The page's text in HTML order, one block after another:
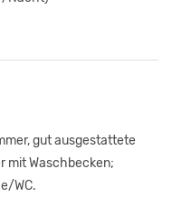
gut ausgestattete
mit Waschbecken;
WC.